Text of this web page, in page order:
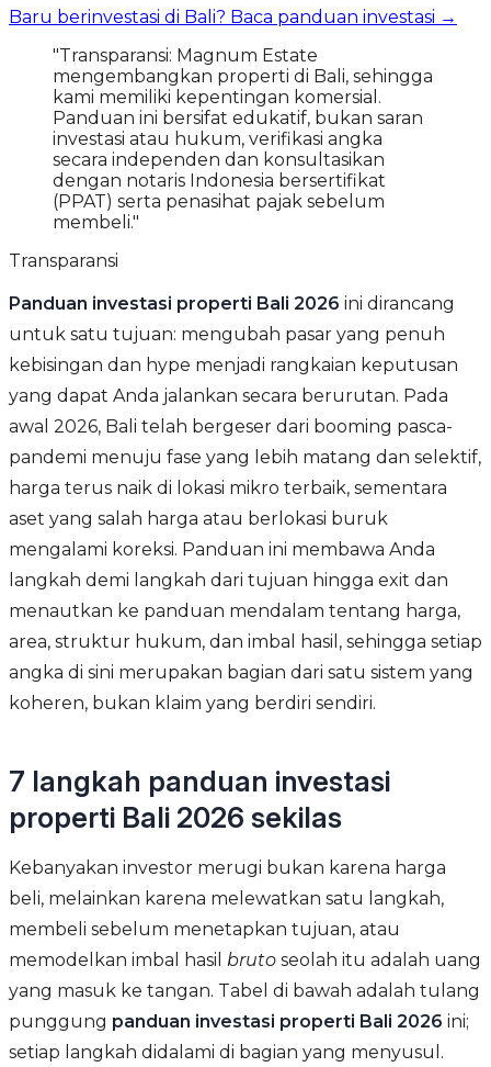
Baru berinvestasi di Bali? Baca panduan investasi →
"Transparansi: Magnum Estate
mengembangkan properti di Bali, sehingga
kami memiliki kepentingan komersial.
Panduan ini bersifat edukatif, bukan saran
investasi atau hukum, verifikasi angka
secara independen dan konsultasikan
dengan notaris Indonesia bersertifikat
(PPAT) serta penasihat pajak sebelum
membeli."
Transparansi
Panduan investasi properti Bali 2026 ini dirancang
untuk satu tujuan: mengubah pasar yang penuh
kebisingan dan hype menjadi rangkaian keputusan
yang dapat Anda jalankan secara berurutan. Pada
awal 2026, Bali telah bergeser dari booming pasca-
pandemi menuju fase yang lebih matang dan selektif,
harga terus naik di lokasi mikro terbaik, sementara
aset yang salah harga atau berlokasi buruk
mengalami koreksi. Panduan ini membawa Anda
langkah demi langkah dari tujuan hingga exit dan
menautkan ke panduan mendalam tentang harga,
area, struktur hukum, dan imbal hasil, sehingga setiap
angka di sini merupakan bagian dari satu sistem yang
koheren, bukan klaim yang berdiri sendiri.
7 langkah panduan investasi
properti Bali 2026 sekilas
Kebanyakan investor merugi bukan karena harga
beli, melainkan karena melewatkan satu langkah,
membeli sebelum menetapkan tujuan, atau
memodelkan imbal hasil bruto seolah itu adalah uang
yang masuk ke tangan. Tabel di bawah adalah tulang
punggung panduan investasi properti Bali 2026 ini;
setiap langkah didalami di bagian yang menyusul.